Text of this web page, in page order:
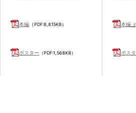
本編 （PDF:8,815KB）
ポスター （PDF:1,568KB）
本編 （
ポス